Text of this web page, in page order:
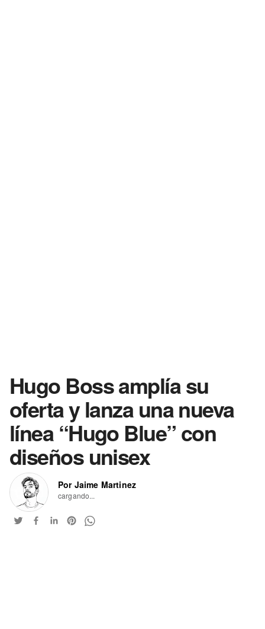
Hugo Boss amplía su
oferta y lanza una nueva
línea “Hugo Blue” con
diseños unisex
Por Jaime Martinez
cargando...